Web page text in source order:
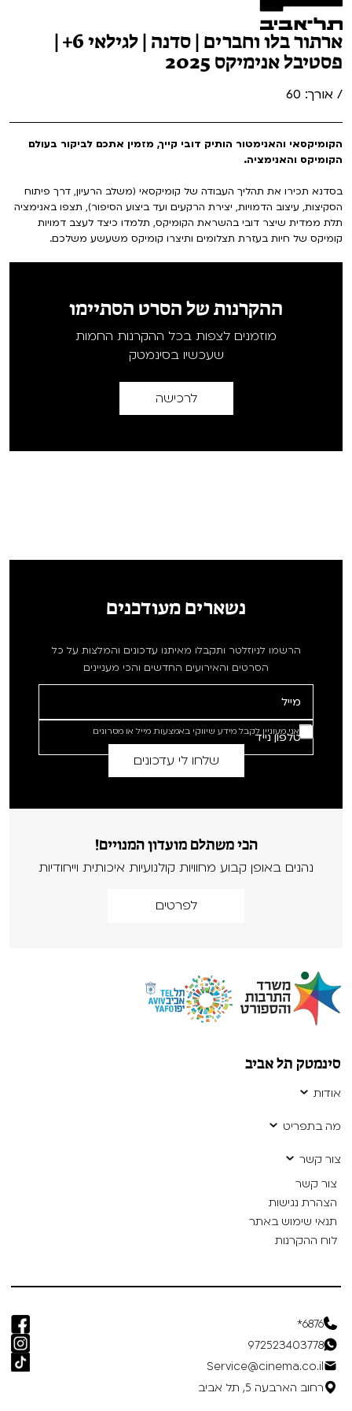
ארתור בלו וחברים | סדנה | לגילאי 6+ |
פסטיבל אנימיקס 2025
/ אורך: 60
הקומיקסאי והאנימטור הותיק דובי קייך, מזמין אתכם לביקור בעולם
הקומיקס והאנימציה.
בסדנא תכירו את תהליך העבודה של קומיקסאי (משלב הרעיון, דרך פיתוח
הסקיצות, עיצוב הדמויות, יצירת הרקעים ועד ביצוע הסיפור), תצפו באנימציה
תלת ממדית שיצר דובי בהשראת הקומיקס, תלמדו כיצד לעצב דמויות
קומיקס של חיות בעזרת תצלומים ותיצרו קומיקס משעשע משלכם.
ההקרנות של הסרט הסתיימו
מוזמנים לצפות בכל ההקרנות החמות
שעכשיו בסינמטק
לרכישה
נשארים מעודכנים
הרשמו לניוזלטר ותקבלו מאיתנו עדכונים והמלצות על כל
הסרטים והאירועים החדשים והכי מעניינים
אני מעוניין לקבל מידע שיווקי באמצעות מייל או מסרונים
הכי משתלם מועדון המנויים!
נהנים באופן קבוע מחוויות קולנועיות איכותית וייחודיות
לפרטים
סינמטק תל אביב
אודות
מה בתפריט
צור קשר
צור קשר
הצהרת נגישות
תנאי שימוש באתר
לוח ההקרנות
6876*
972523403778
Service@cinema.co.il
רחוב הארבעה 5, תל אביב